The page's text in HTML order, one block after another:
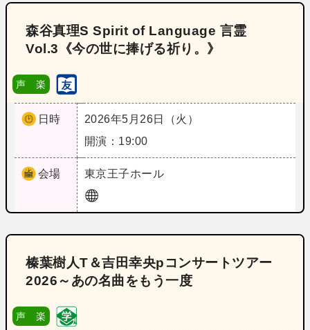
森谷真理S Spirit of Language 言霊
Vol.3《今の世に捧げる祈り。》
声 楽
日時
2026年5月26日（火）
開演：19:00
会場 東京王子ホール
榛葉樹人T＆吉田幸央pコンサートツアー
2026～あの名曲をもう一度
声 楽